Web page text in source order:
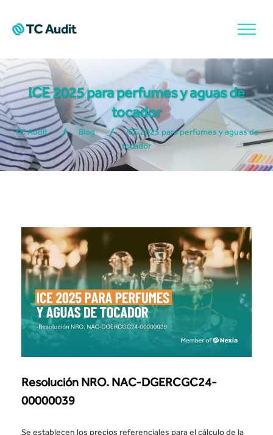
ICE 2025 para perfumes y aguas de
tocador
TC Audit Blog
ICE 2025 para perfumes y aguas de
tocador
Resolución NRO. NAC-DGERCGC24-
00000039
Se establecen los precios referenciales para el cálculo de la